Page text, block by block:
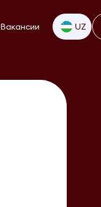
Вакансии UZ